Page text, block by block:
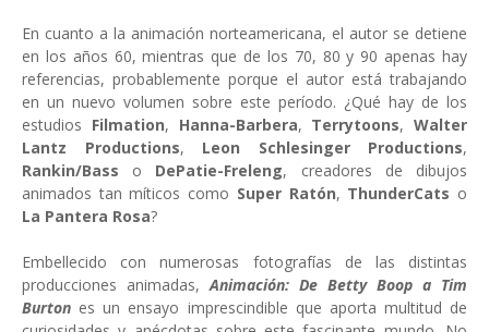
En cuanto a la animación norteamericana, el autor se detiene
en los años 60, mientras que de los 70, 80 y 90 apenas hay
referencias, probablemente porque el autor está trabajando
en un nuevo volumen sobre este período. ¿Qué hay de los
estudios Filmation, Hanna-Barbera, Terrytoons, Walter
Lantz Productions, Leon Schlesinger Productions,
Rankin/Bass o DePatie-Freleng, creadores de dibujos
animados tan míticos como Super Ratón, ThunderCats o
La Pantera Rosa?
Embellecido con numerosas fotografías de las distintas
producciones animadas,Animación: De Betty Boop a Tim
Burton es un ensayo imprescindible que aporta multitud de